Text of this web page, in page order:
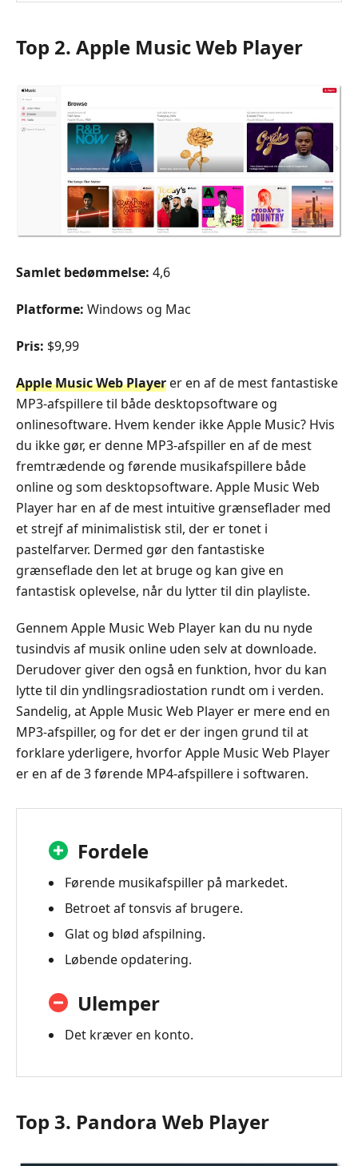
Top 2. Apple Music Web Player
Samlet bedømmelse: 4,6
Platforme: Windows og Mac
Pris: $9,99
Apple Music Web Player er en af de mest fantastiske
MP3‑afspillere til både desktopsoftware og
onlinesoftware. Hvem kender ikke Apple Music? Hvis
du ikke gør, er denne MP3‑afspiller en af de mest
fremtrædende og førende musikafspillere både
online og som desktopsoftware. Apple Music Web
Player har en af de mest intuitive grænseflader med
et strejf af minimalistisk stil, der er tonet i
pastelfarver. Dermed gør den fantastiske
grænseflade den let at bruge og kan give en
fantastisk oplevelse, når du lytter til din playliste.
Gennem Apple Music Web Player kan du nu nyde
tusindvis af musik online uden selv at downloade.
Derudover giver den også en funktion, hvor du kan
lytte til din yndlingsradiostation rundt om i verden.
Sandelig, at Apple Music Web Player er mere end en
MP3-afspiller, og for det er der ingen grund til at
forklare yderligere, hvorfor Apple Music Web Player
er en af de 3 førende MP4-afspillere i softwaren.
Fordele
Førende musikafspiller på markedet.
Betroet af tonsvis af brugere.
Glat og blød afspilning.
Løbende opdatering.
Ulemper
Det kræver en konto.
Top 3. Pandora Web Player